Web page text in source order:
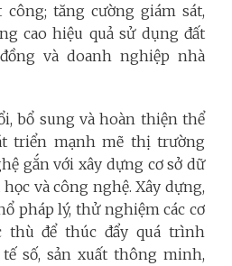
công; tăng cường giám sát,
cao hiệu quả sử dụng đất
và doanh nghiệp nhà
bổ sung và hoàn thiện thể
triển mạnh mẽ thị trường
gắn với xây dựng cơ sở dữ
và công nghệ. Xây dựng,
pháp lý, thử nghiệm các cơ
thù để thúc đẩy quá trình
số, sản xuất thông minh,